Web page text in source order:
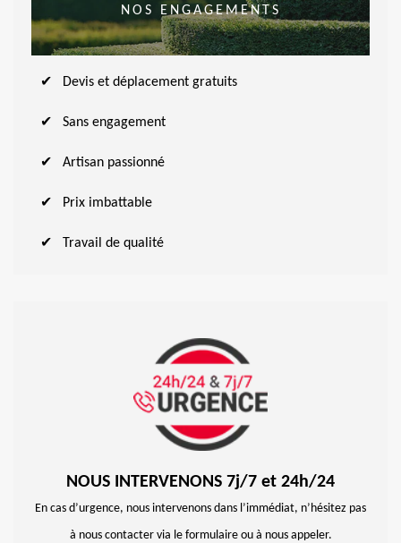
NOS ENGAGEMENTS
Devis et déplacement gratuits
Sans engagement
Artisan passionné
Prix imbattable
Travail de qualité
NOUS INTERVENONS 7j/7 et 24h/24
En cas d’urgence, nous intervenons dans l’immédiat, n’hésitez pas
à nous contacter via le formulaire ou à nous appeler.